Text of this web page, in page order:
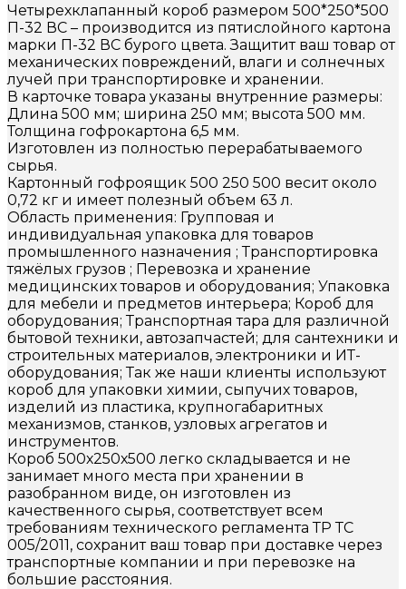
Четырехклапанный короб размером 500*250*500
П-32 ВС – производится из пятислойного картона
марки П-32 ВС бурого цвета. Защитит ваш товар от
механических повреждений, влаги и солнечных
лучей при транспортировке и хранении.
В карточке товара указаны внутренние размеры:
Длина 500 мм; ширина 250 мм; высота 500 мм.
Толщина гофрокартона 6,5 мм.
Изготовлен из полностью перерабатываемого
сырья.
Картонный гофроящик 500 250 500 весит около
0,72 кг и имеет полезный объем 63 л.
Область применения: Групповая и
индивидуальная упаковка для товаров
промышленного назначения ; Транспортировка
тяжёлых грузов ; Перевозка и хранение
медицинских товаров и оборудования; Упаковка
для мебели и предметов интерьера; Короб для
оборудования; Транспортная тара для различной
бытовой техники, автозапчастей; для сантехники и
строительных материалов, электроники и ИТ-
оборудования; Так же наши клиенты используют
короб для упаковки химии, сыпучих товаров,
изделий из пластика, крупногабаритных
механизмов, станков, узловых агрегатов и
инструментов.
Короб 500х250х500 легко складывается и не
занимает много места при хранении в
разобранном виде, он изготовлен из
качественного сырья, соответствует всем
требованиям технического регламента ТР ТС
005/2011, сохранит ваш товар при доставке через
транспортные компании и при перевозке на
большие расстояния.